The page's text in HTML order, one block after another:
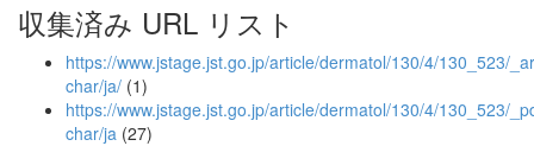
収集済み URL リスト
https://www.jstage.jst.go.jp/article/dermatol/130/4/130_523/
char/ja/ (1)
https://www.jstage.jst.go.jp/article/dermatol/130/4/130_523/
char/ja (27)